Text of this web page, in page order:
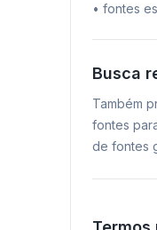
• fontes
Busca
Também
fontes
de fontes